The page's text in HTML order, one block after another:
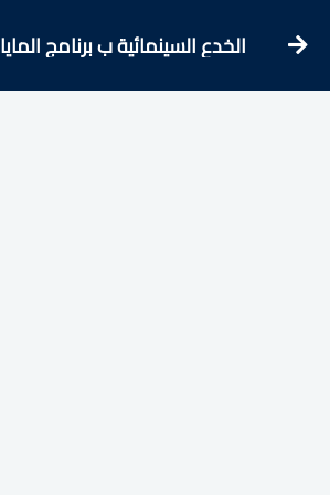
الخدع السينمائية ب برنامج المايا
Maya